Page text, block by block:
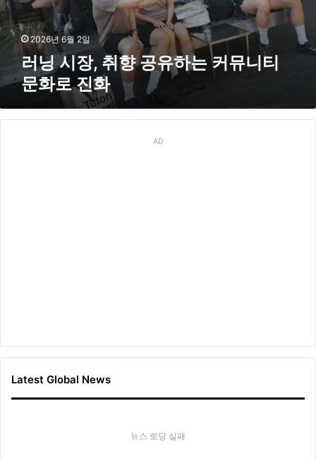
공
유
하
는
뮤
티
2026년 6월 2일
러닝 시장, 취향 공유하는 커뮤니티
문화로 진화
AD
Latest Global News
뉴스 로딩 실패